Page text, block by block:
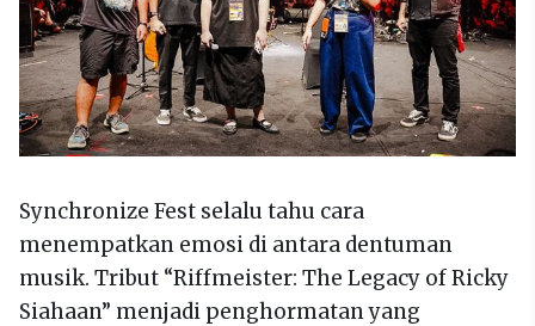
Synchronize Fest selalu tahu cara
menempatkan emosi di antara dentuman
musik. Tribut “Riffmeister: The Legacy of Ricky
Siahaan” menjadi penghormatan yang